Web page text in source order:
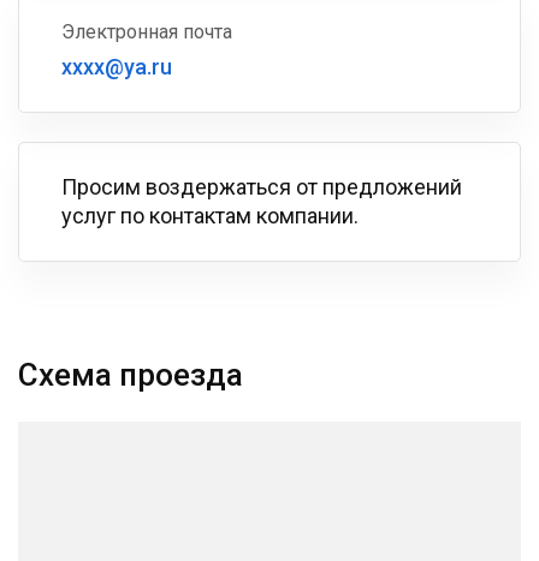
Электронная почта
xxxx@ya.ru
Просим воздержаться от предложений
услуг по контактам компании.
Схема проезда